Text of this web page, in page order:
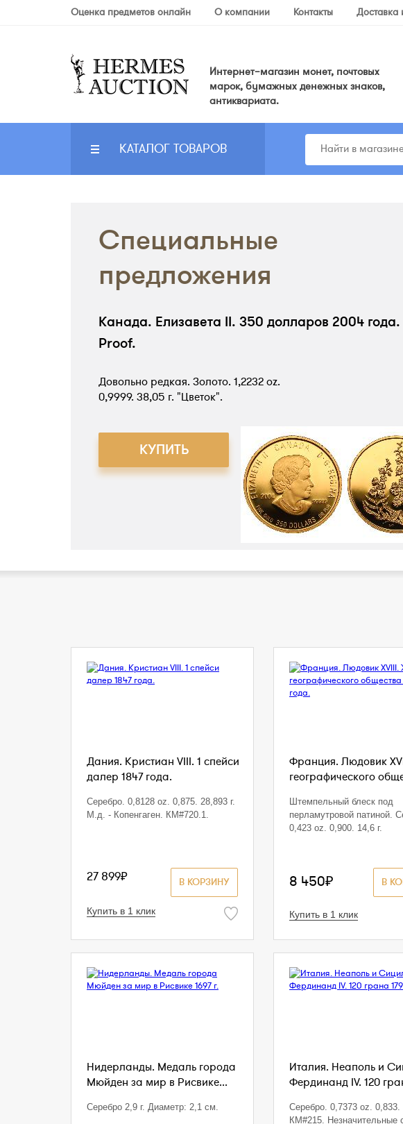
Оценка предметов онлайн О компании Контакты Доставка
Интернет–магазин монет, почтовых
марок, бумажных денежных знаков,
антиквариата.
КАТАЛОГ ТОВАРОВ
Специальные
предложения
Канада. Елизавета II. 350 долларов 2004 года.
Proof.
Довольно редкая. Золото. 1,2232 oz.
0,9999. 38,05 г. "Цветок".
КУПИТЬ
Дания. Кристиан VIII. 1 спейси
далер 1847 года.
Серебро. 0,8128 oz. 0,875. 28,893 г.
М.д. - Копенгаген. КМ#720.1.
В КОРЗИНУ
27 899₽
Купить в 1 клик
Франция. Людовик
географического
Штемпельный блеск под
перламутровой патиной.
0,423 oz. 0,900. 14,6 г.
В
8 450₽
Купить в 1 клик
Нидерланды. Медаль города
Мюйден за мир в Рисвике...
Серебро 2,9 г. Диаметр: 2,1 см.
Италия. Неаполь и
Фердинанд IV. 120
Серебро. 0,7373 oz. 0,833.
КМ#215. Незначительные